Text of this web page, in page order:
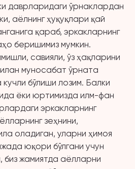
даврларидаги ўрнаклардан
аёлнинг ҳуқуқлари қай
қараб, эркакларнинг
беришимиз мумкин.
савияли, ўз ҳақларини
муносабат ўрната
бўлиши лозим. Балки
ёки юртимизда илм-фан
эркакларнинг
зеҳнини,
оладиган, уларни ҳимоя
юқори бўлгани учун
биз жамиятда аёлларни